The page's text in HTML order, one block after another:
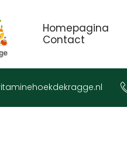
Homepagina
Contact